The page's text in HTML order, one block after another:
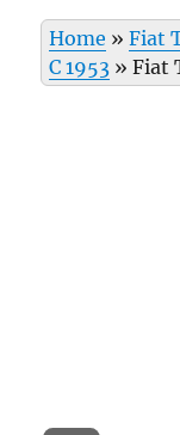
Home »Fiat
C 1953 »Fiat